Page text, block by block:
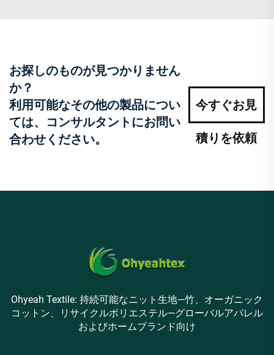
お探しのものが見つかりません
か？
利用可能なその他の製品につい
ては、コンサルタントにお問い
合わせください。
今すぐお見
積りを依頼
Ohyeah Textile: 持続可能なニット生地—竹、オーガニック
コットン、リサイクルポリエステル—グローバルアパレル
およびホームブランド向け